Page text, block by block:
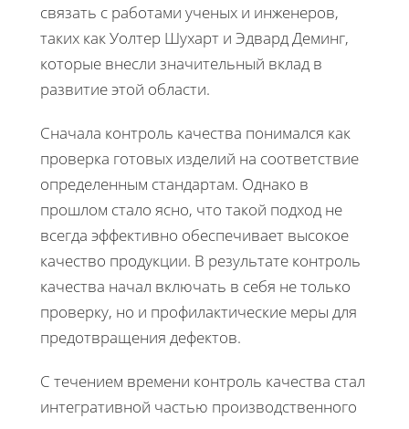
связать с работами ученых и инженеров,
таких как Уолтер Шухарт и Эдвард Деминг,
которые внесли значительный вклад в
развитие этой области.
Сначала контроль качества понимался как
проверка готовых изделий на соответствие
определенным стандартам. Однако в
прошлом стало ясно, что такой подход не
всегда эффективно обеспечивает высокое
качество продукции. В результате контроль
качества начал включать в себя не только
проверку, но и профилактические меры для
предотвращения дефектов.
С течением времени контроль качества стал
интегративной частью производственного